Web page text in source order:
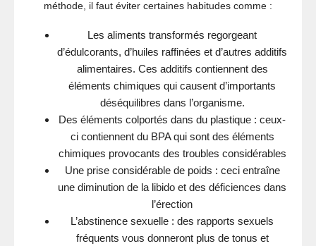
méthode, il faut éviter certaines habitudes comme :
Les aliments transformés regorgeant
d’édulcorants, d’huiles raffinées et d’autres additifs
alimentaires. Ces additifs contiennent des
éléments chimiques qui causent d’importants
déséquilibres dans l’organisme.
Des éléments colportés dans du plastique : ceux-
ci contiennent du BPA qui sont des éléments
chimiques provocants des troubles considérables
Une prise considérable de poids : ceci entraîne
une diminution de la libido et des déficiences dans
l’érection
L’abstinence sexuelle : des rapports sexuels
fréquents vous donneront plus de tonus et